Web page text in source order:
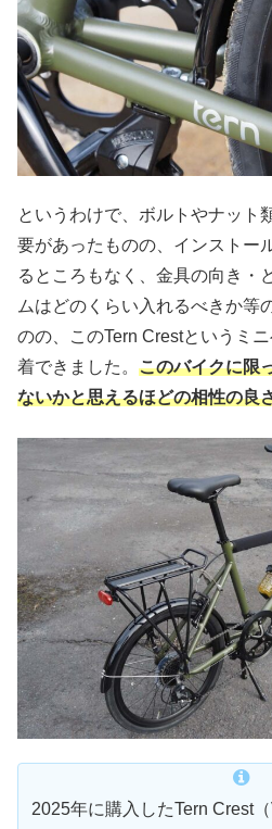
というわけで、ボルトやナット
要があったものの、インストー
るところもなく、金具の向き・
ムはどのくらい入れるべきか等
のの、このTern Crestというミ
着できました。 このバイクに限
ないかと思えるほどの相性の良
2025年に購入したTern Crest